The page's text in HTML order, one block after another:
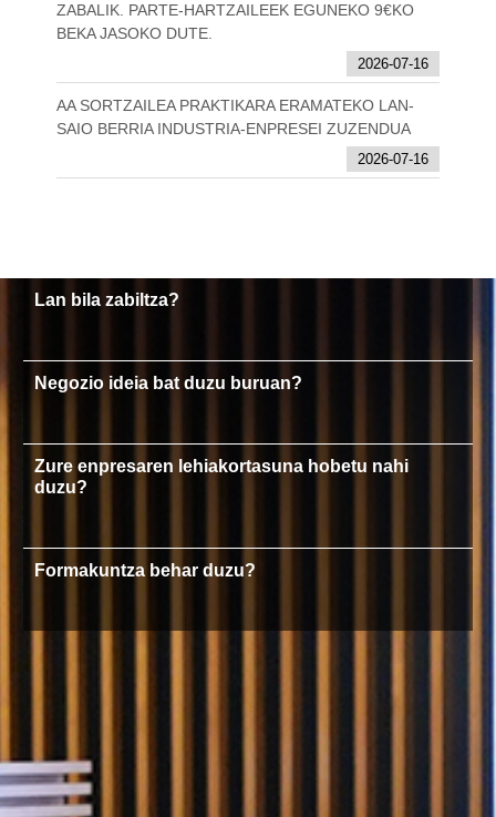
ZABALIK. PARTE-HARTZAILEEK EGUNEKO 9€KO
BEKA JASOKO DUTE.
2026-07-16
AA SORTZAILEA PRAKTIKARA ERAMATEKO LAN-
SAIO BERRIA INDUSTRIA-ENPRESEI ZUZENDUA
2026-07-16
Lan bila zabiltza?
Negozio ideia bat duzu buruan?
Zure enpresaren lehiakortasuna hobetu nahi
duzu?
Formakuntza behar duzu?